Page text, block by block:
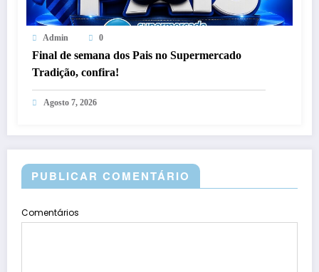
Admin 0
Final de semana dos Pais no Supermercado
Tradição, confira!
Agosto 7, 2026
PUBLICAR COMENTÁRIO
Comentários